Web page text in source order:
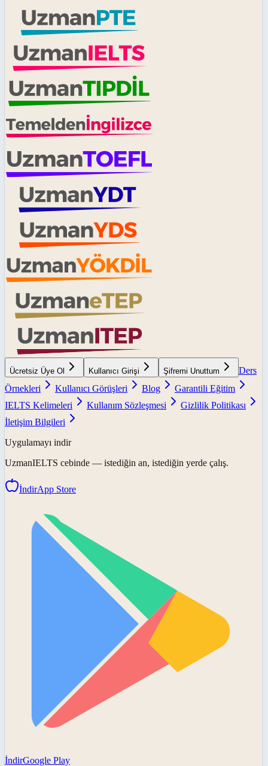
Ücretsiz Üye Ol Kullanıcı Girişi Şifremi Unuttum
Ders
Örnekleri
Kullanıcı Görüşleri Blog
Garantili Eğitim
IELTS Kelimeleri
Kullanım Sözleşmesi
Gizlilik Politikası
İletişim Bilgileri
Uygulamayı indir
UzmanIELTS cebinde — istediğin an, istediğin yerde çalış.
İndirApp Store
İndirGoogle Play